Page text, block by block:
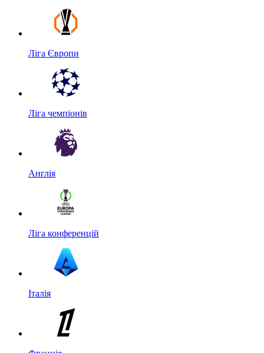
Ліга Європи
Ліга чемпіонів
Англія
Ліга конференцій
Італія